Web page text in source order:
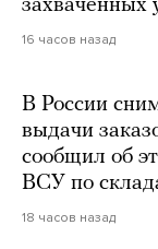
захваченных
16 часов назад
В России
выдачи
сообщил об
ВСУ по
18 часов назад